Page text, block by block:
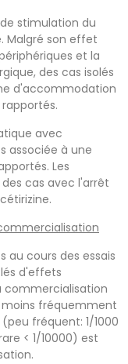
stimulation du
Malgré son effet
et la
des cas isolés
d'accommodation
avec
associée à une
Les
cas avec l'arrêt
au cours des essais
d'effets
commercialisation
moins fréquemment
fréquent: 1/1000
< 1/10000) est